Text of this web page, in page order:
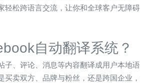
轻松跨语言交流，让你和全球客户无障碍
自动翻译系统？
子、评论、消息等内容翻译成用户本地语
买卖双方、品牌与粉丝，还是跨国企业，